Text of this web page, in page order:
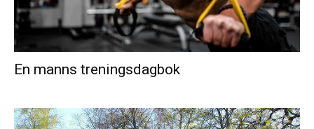
En manns treningsdagbok